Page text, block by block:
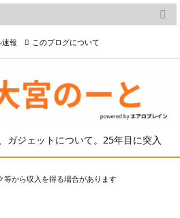
ガジェットについて。25年目に突入

メニュー

検索
報 このブログについて
等から収入を得る場合があります